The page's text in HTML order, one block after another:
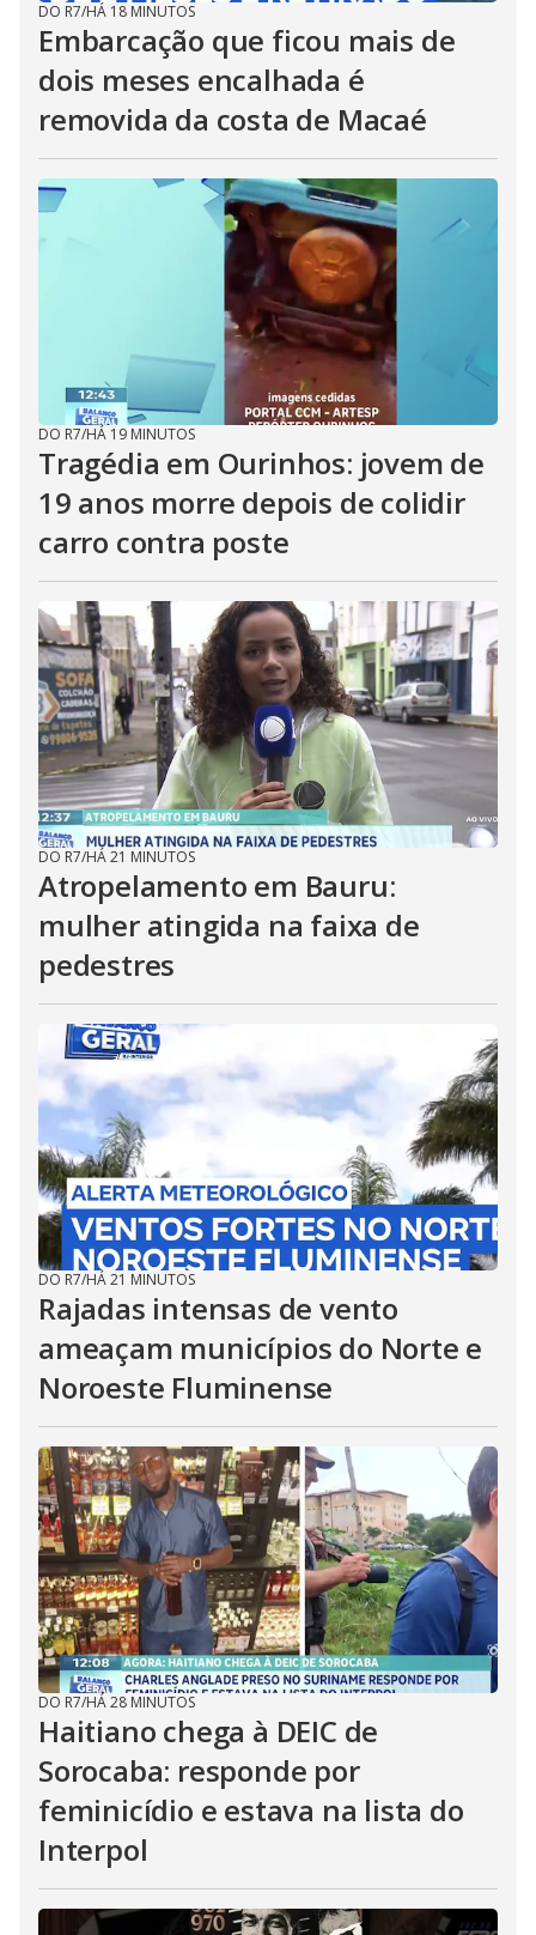
DO R7/HÁ 18 MINUTOS
Embarcação que ficou mais de
dois meses encalhada é
removida da costa de Macaé
DO R7/HÁ 19 MINUTOS
Tragédia em Ourinhos: jovem de
19 anos morre depois de colidir
carro contra poste
DO R7/HÁ 21 MINUTOS
Atropelamento em Bauru:
mulher atingida na faixa de
pedestres
DO R7/HÁ 21 MINUTOS
Rajadas intensas de vento
ameaçam municípios do Norte e
Noroeste Fluminense
DO R7/HÁ 28 MINUTOS
Haitiano chega à DEIC de
Sorocaba: responde por
feminicídio e estava na lista do
Interpol